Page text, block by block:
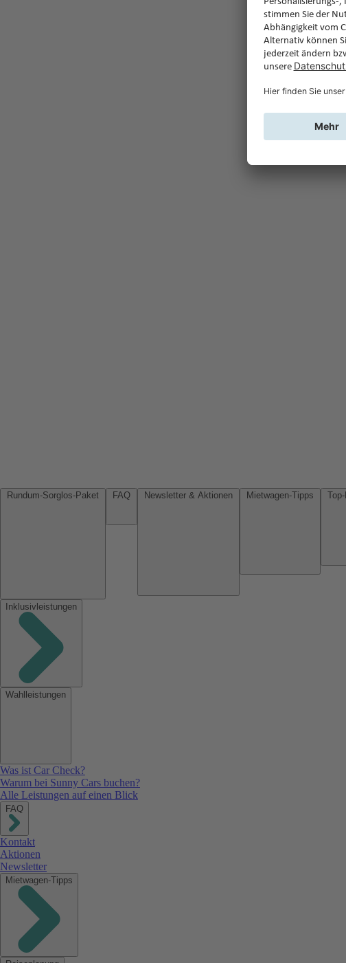
Inklusivleistungen
Wahlleistungen
Was ist Car Check?
Warum bei Sunny Cars buchen?
Alle Leistungen auf einen Blick
FAQ
Kontakt
Aktionen
Newsletter
Mietwagen-Tipps